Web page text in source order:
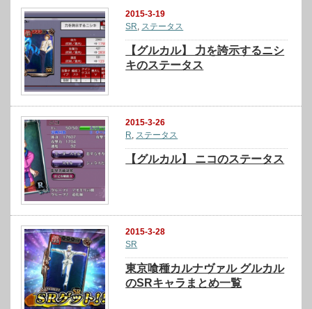
2015-3-19
SR, ステータス
【グルカル】 力を誇示するニシ
キのステータス
2015-3-26
R, ステータス
【グルカル】 ニコのステータス
2015-3-28
SR
東京喰種カルナヴァル グルカル
のSRキャラまとめ一覧